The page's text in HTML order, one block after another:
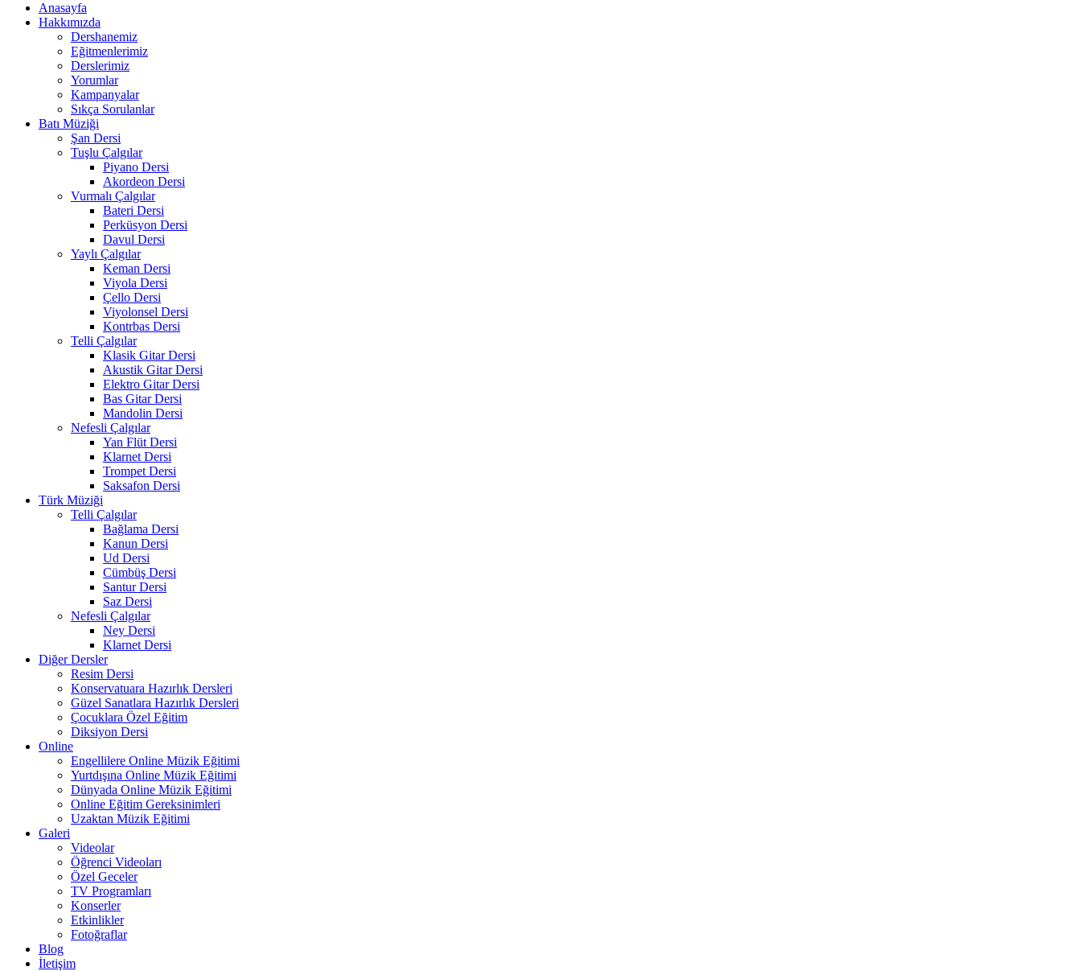
Anasayfa
Hakkımızda
Dershanemiz
Eğitmenlerimiz
Derslerimiz
Yorumlar
Kampanyalar
Sıkça Sorulanlar
Batı Müziği
Şan Dersi
Tuşlu Çalgılar
Piyano Dersi
Akordeon Dersi
Vurmalı Çalgılar
Bateri Dersi
Perküsyon Dersi
Davul Dersi
Yaylı Çalgılar
Keman Dersi
Viyola Dersi
Çello Dersi
Viyolonsel Dersi
Kontrbas Dersi
Telli Çalgılar
Klasik Gitar Dersi
Akustik Gitar Dersi
Elektro Gitar Dersi
Bas Gitar Dersi
Mandolin Dersi
Nefesli Çalgılar
Yan Flüt Dersi
Klarnet Dersi
Trompet Dersi
Saksafon Dersi
Türk Müziği
Telli Çalgılar
Bağlama Dersi
Kanun Dersi
Ud Dersi
Cümbüş Dersi
Santur Dersi
Saz Dersi
Nefesli Çalgılar
Ney Dersi
Klarnet Dersi
Diğer Dersler
Resim Dersi
Konservatuara Hazırlık Dersleri
Güzel Sanatlara Hazırlık Dersleri
Çocuklara Özel Eğitim
Diksiyon Dersi
Online
Engellilere Online Müzik Eğitimi
Yurtdışına Online Müzik Eğitimi
Dünyada Online Müzik Eğitimi
Online Eğitim Gereksinimleri
Uzaktan Müzik Eğitimi
Galeri
Videolar
Öğrenci Videoları
Özel Geceler
TV Programları
Konserler
Etkinlikler
Fotoğraflar
Blog
İletişim